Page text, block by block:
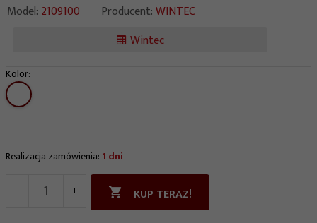
Model: 2109100 Producent:WINTEC
Wintec
Kolor:
Realizacja zamówienia: 1 dni
KUP TERAZ!